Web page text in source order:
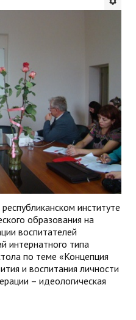
институте
образования на
воспитателей
интернатного типа
по теме «Концепция
и воспитания личности
– идеологическая